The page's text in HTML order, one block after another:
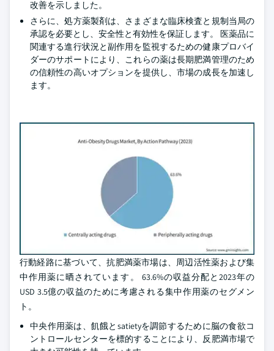
改善を示しました。
さらに、処方薬製剤は、さまざまな臨床検査と規制当局の
承認を必要とし、安全性と有効性を保証します。 医薬品に
関連する進行状況と副作用を監視するための健康プロバイ
ダーのサポートにより、これらの薬は長期肥満管理のため
の信頼性の高いオプションを提供し、市場の成長を加速し
ます。
行動経路に基づいて、抗肥満薬市場は、周辺活性薬および集
中作用薬に晒されています。 63.6%の収益分配と2023年の
USD 3.5億の収益のために考慮される集中作用薬のセグメン
ト。
中央作用薬は、飢餓とsatietyを調節するために脳の食欲コ
ントロールセンターを標的することにより、反肥満市場で